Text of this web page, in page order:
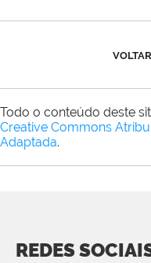
Todo o conteúdo deste
Creative Commons
Adaptada.
REDES